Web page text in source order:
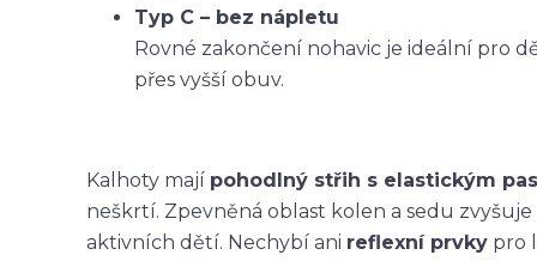
Typ C – bez nápletu
Rovné zakončení nohavic je ideální pro
přes vyšší obuv.
Kalhoty mají pohodlný střih s elastickým
neškrtí. Zpevněná oblast kolen a sedu
aktivních dětí. Nechybí ani reflexní prvky pro